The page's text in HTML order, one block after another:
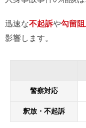
迅速な不起訴や勾留
影響します。
警察対応
釈放・不起訴